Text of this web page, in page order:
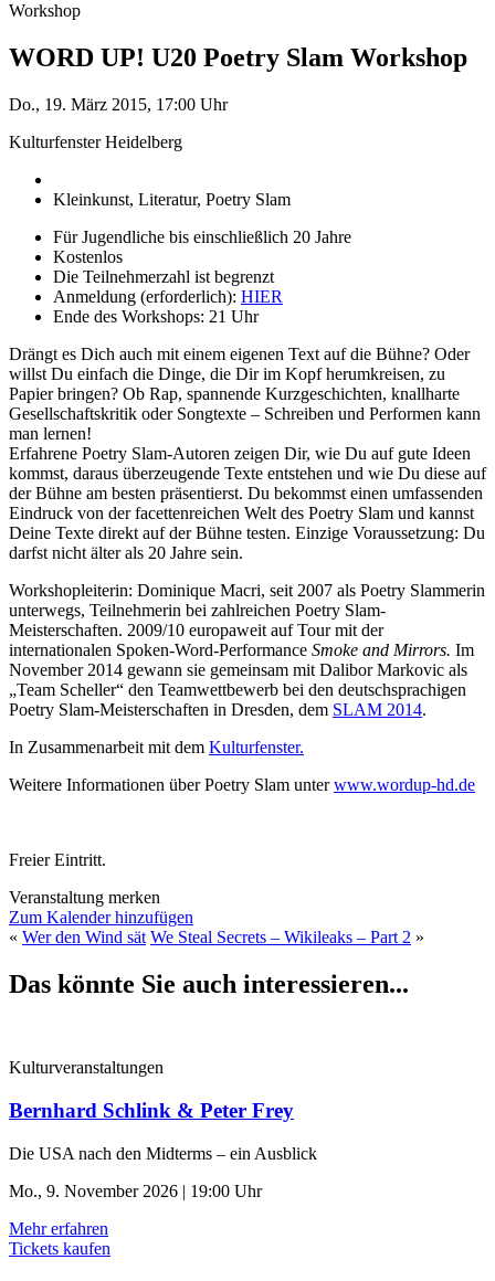
Workshop
WORD UP! U20 Poetry Slam Workshop
Do., 19. März 2015, 17:00 Uhr
Kulturfenster Heidelberg
Kleinkunst, Literatur, Poetry Slam
Für Jugendliche bis einschließlich 20 Jahre
Kostenlos
Die Teilnehmerzahl ist begrenzt
Anmeldung (erforderlich): HIER
Ende des Workshops: 21 Uhr
Drängt es Dich auch mit einem eigenen Text auf die Bühne? Oder
willst Du einfach die Dinge, die Dir im Kopf herumkreisen, zu
Papier bringen? Ob Rap, spannende Kurzgeschichten, knallharte
Gesellschaftskritik oder Songtexte – Schreiben und Performen kann
man lernen!
Erfahrene Poetry Slam-Autoren zeigen Dir, wie Du auf gute Ideen
kommst, daraus überzeugende Texte entstehen und wie Du diese auf
der Bühne am besten präsentierst. Du bekommst einen umfassenden
Eindruck von der facettenreichen Welt des Poetry Slam und kannst
Deine Texte direkt auf der Bühne testen. Einzige Voraussetzung: Du
darfst nicht älter als 20 Jahre sein.
Workshopleiterin: Dominique Macri, seit 2007 als Poetry Slammerin
unterwegs, Teilnehmerin bei zahlreichen Poetry Slam-
Meisterschaften. 2009/10 europaweit auf Tour mit der
internationalen Spoken-Word-Performance Smoke and Mirrors. Im
November 2014 gewann sie gemeinsam mit Dalibor Markovic als
„Team Scheller“ den Teamwettbewerb bei den deutschsprachigen
Poetry Slam-Meisterschaften in Dresden, dem SLAM 2014.
In Zusammenarbeit mit dem Kulturfenster.
Weitere Informationen über Poetry Slam unterwww.wordup-hd.de
Freier Eintritt.
Veranstaltung merken
Zum Kalender hinzufügen
« Wer den Wind sät We Steal Secrets – Wikileaks – Part 2 »
Das könnte Sie auch interessieren...
Kulturveranstaltungen
Bernhard Schlink & Peter Frey
Die USA nach den Midterms – ein Ausblick
Mo., 9. November 2026 | 19:00 Uhr
Mehr erfahren
Tickets kaufen